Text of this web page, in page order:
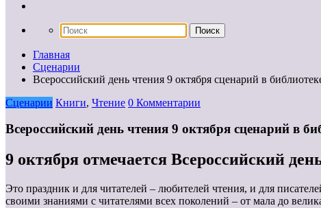
Главная
Сценарии
Всероссийский день чтения 9 октября сценарий в
Сценарии Книги, Чтение 0 Комментарии
Всероссийский день чтения 9 октября сценарий в
9 октября отмечается Всероссийский
Это праздник и для читателей – любителей чтения, и для
своими знаниями с читателями всех поколений – от мала до